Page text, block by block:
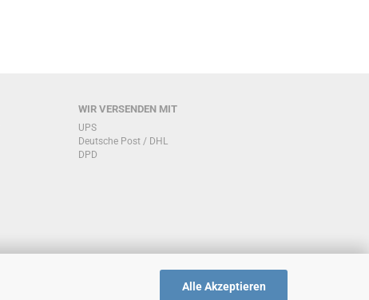
Alle Akzeptieren
WIR VERSENDEN MIT
UPS
Deutsche Post / DHL
DPD